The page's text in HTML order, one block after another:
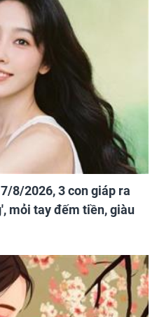
8/2026, 3 con giáp ra
mỏi tay đếm tiền, giàu